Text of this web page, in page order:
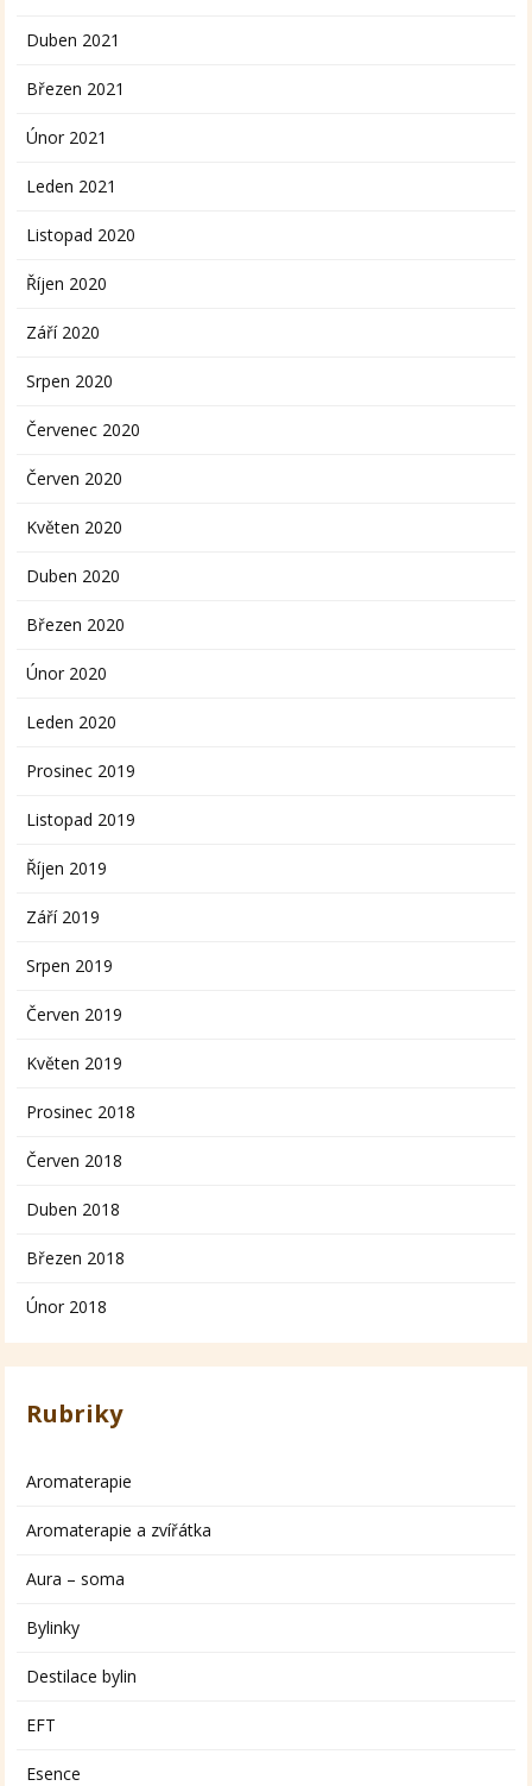
Duben 2021
Březen 2021
Únor 2021
Leden 2021
Listopad 2020
Říjen 2020
Září 2020
Srpen 2020
Červenec 2020
Červen 2020
Květen 2020
Duben 2020
Březen 2020
Únor 2020
Leden 2020
Prosinec 2019
Listopad 2019
Říjen 2019
Září 2019
Srpen 2019
Červen 2019
Květen 2019
Prosinec 2018
Červen 2018
Duben 2018
Březen 2018
Únor 2018
Rubriky
Aromaterapie
Aromaterapie a zvířátka
Aura – soma
Bylinky
Destilace bylin
EFT
Esence